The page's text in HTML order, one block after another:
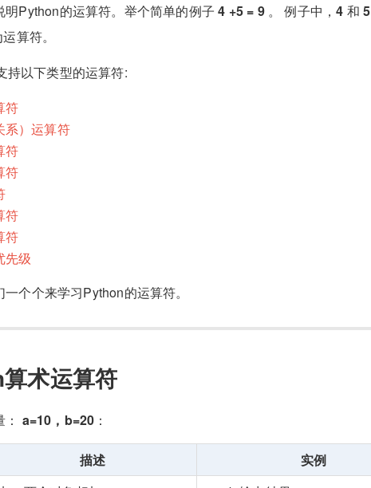
明Python的运算符。举个简单的例子4 +5 = 9。 例子中，4 和5
算符。
持以下类型的运算符:
符
系）运算符
符
符
符
符
先级
个个来学习Python的运算符。
术运算符
a=10，b=20 ：
描述
实例